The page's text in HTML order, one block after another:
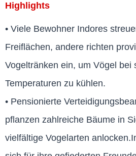
Highlights
• Viele Bewohner Indores
Freiflächen, andere richten
Vogeltränken ein, um Vögel bei
Temperaturen zu kühlen.
• Pensionierte
pflanzen zahlreiche Bäume in
vielfältige Vogelarten anlocken.